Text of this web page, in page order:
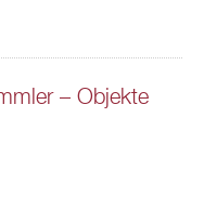
– Objekte